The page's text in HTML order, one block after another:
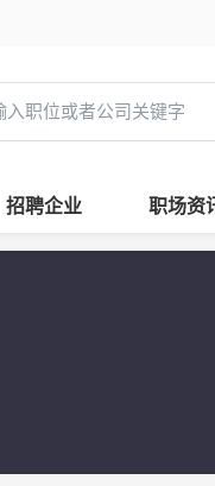
招聘企业 职场资